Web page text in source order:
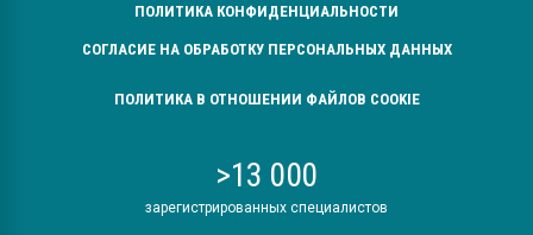
ПОЛИТИКА КОНФИДЕНЦИАЛЬНОСТИ
СОГЛАСИЕ НА ОБРАБОТКУ ПЕРСОНАЛЬНЫХ ДАННЫХ
ПОЛИТИКА В ОТНОШЕНИИ ФАЙЛОВ COOKIE
>13 000
зарегистрированных специалистов